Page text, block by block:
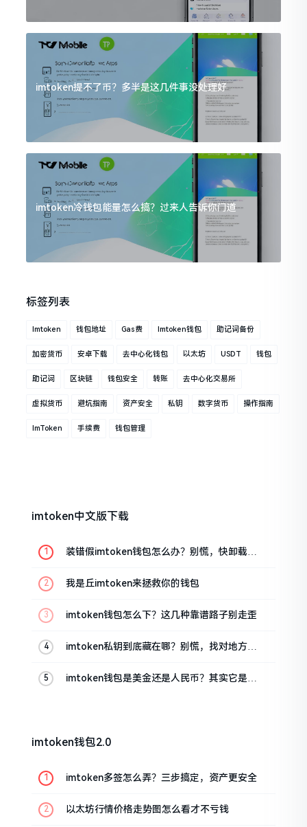
imtoken提不了币？多半是这几件事没处理好
imtoken冷钱包能量怎么搞？过来人告诉你门道
标签列表
Imtoken 钱包地址 Gas费 Imtoken钱包 助记词备份
加密货币 安卓下载 去中心化钱包 以太坊 USDT 钱包
助记词 区块链 钱包安全 转账 去中心化交易所
虚拟货币 避坑指南 资产安全 私钥 数字货币 操作指南
ImToken 手续费 钱包管理
imtoken中文版下载
装错假imtoken钱包怎么办？别慌，快卸载，
我是丘imtoken来拯救你的钱包
imtoken钱包怎么下？这几种靠谱路子别走歪
imtoken私钥到底藏在哪？别慌，找对地方才
imtoken钱包是美金还是人民币？其实它是个
imtoken钱包2.0
imtoken多签怎么弄？三步搞定，资产更安全
以太坊行情价格走势图怎么看才不亏钱